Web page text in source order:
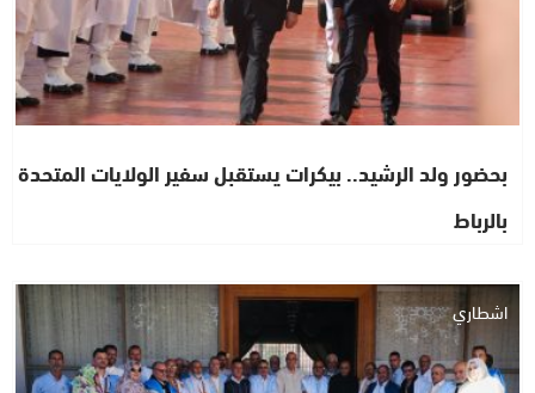
بحضور ولد الرشيد.. بيكرات يستقبل سفير الولايات المتحدة
بالرباط
اشطاري